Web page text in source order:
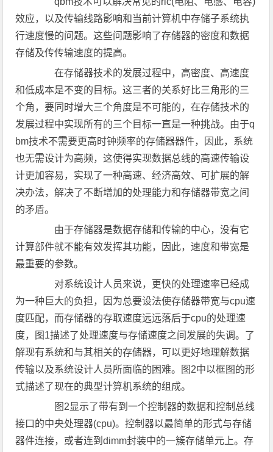
效应，以及传输线路影响和当前计算机中存储子系统执
行速度慢的问题。这些问题影响了存储器的密度和数据
存储及传传输速度的提高。
在存储器技术的发展过程中，高密度、高速度
和低成本是不变的目标。这三者的关系好比三角形的三
个角，要同时增大三个角度是不可能的，在存储技术的
发展过程中实现所有的三个目标一直是一种挑战。由于q
bm技术不需要更高时钟频率的存储器器件，因此，系统
也无需设计为高频，这使得实现数据总线的高速传输设
计更加容易，实现了一种高速、经济高效、可扩展的解
决办法，解决了不断增加的处理能力和存储器带宽之间
的矛盾。
由于存储器是数据存储和传输的中心，没有它
计算部件就不能有效发挥其功能，因此，速度和带宽是
最重要的参数。
对系统设计人员来说，更快的处理速率已经成
为一种巨大的负担，因为总要设法使存储器带宽与cpu速
度匹配，而存储器的存取速度远远落后于cpu的处理速
度，图1描述了处理速度与存储速度之间发展的失调。了
解现有系统和与其相关的存储器，可以更好地理解数据
传输以及系统设计人员所面临的困难。图2中以框图的形
式描述了现在的典型计算机系统的组成。
图2显示了带有到一个控制器的数据和控制总线
接口的中央处理器(cpu)。控制器以最简单的形式与存储
器件连接，或者连到dimm封装中的一簇存储单元上。存